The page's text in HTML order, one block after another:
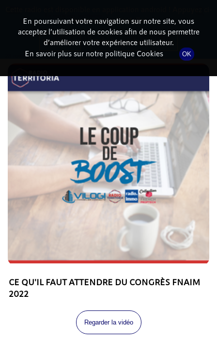
DÉTAILS DE L'ÉPISODE
28 novembre 2022à 9h02, durée : 21 minutes
CE QU'IL FAUT ATTENDRE DU CONGRÈS FNAIM
2022
Regarder la vidéo
En poursuivant votre navigation sur notre site, vous
acceptez l’utilisation de cookies afin de nous permettre
d’améliorer votre expérience utilisateur.
En savoir plus sur notre politique Cookies
OK
dessous pour l'installer.
Non merci Télécharger l'application